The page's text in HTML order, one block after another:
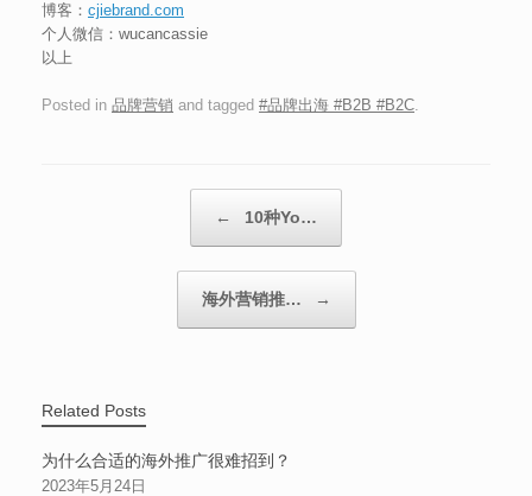
博客： cjiebrand.com
个人微信：wucancassie
以上
Posted in 品牌营销 and tagged #品牌出海 #B2B #B2C
← 10种Yo…
海外营销推… →
Related Posts
为什么合适的海外推广很难招到？
2023年5月24日